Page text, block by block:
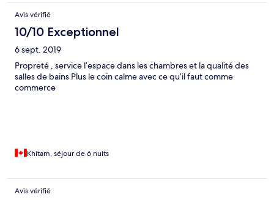
very frightening situation. When we reported this to the
management, their response was inadequate; they simply
advised us not to use the plug point and provided another
kettle without conducting any further safety checks. Moreover,
we misplaced our entry card within the room and were charged
30 Ringgit for its replacement, which we found excessive and
frustrating. Overall, while the hotel room was relatively cheap,
these significant issues with cleanliness, safety, and customer
service marred our stay. If these problems were addressed and
Avis vérifié
10/10 Exceptionnel
6 sept. 2019
Propreté , service l’espace dans les chambres et la qualité des
salles de bains Plus le coin calme avec ce qu’il faut comme
commerce
Khitam, séjour de 6 nuits
Avis vérifié